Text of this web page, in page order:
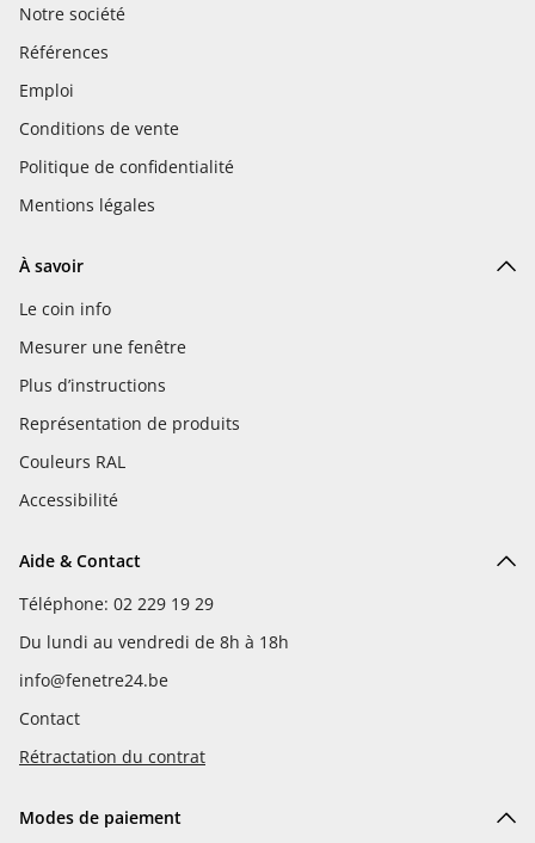
Notre société
Références
Emploi
Conditions de vente
Politique de confidentialité
Mentions légales
À savoir
Le coin info
Mesurer une fenêtre
Plus d’instructions
Représentation de produits
Couleurs RAL
Accessibilité
Aide & Contact
Téléphone: 02 229 19 29
Du lundi au vendredi de 8h à 18h
info@fenetre24.be
Contact
Rétractation du contrat
Modes de paiement